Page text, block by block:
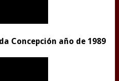
Concepción año de 1989